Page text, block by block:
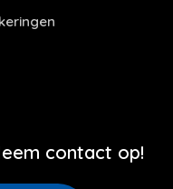
contact op!